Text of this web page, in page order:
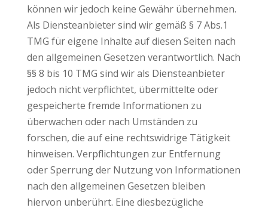
können wir jedoch keine Gewähr übernehmen.
Als Diensteanbieter sind wir gemäß § 7 Abs.1
TMG für eigene Inhalte auf diesen Seiten nach
den allgemeinen Gesetzen verantwortlich. Nach
§§ 8 bis 10 TMG sind wir als Diensteanbieter
jedoch nicht verpflichtet, übermittelte oder
gespeicherte fremde Informationen zu
überwachen oder nach Umständen zu
forschen, die auf eine rechtswidrige Tätigkeit
hinweisen. Verpflichtungen zur Entfernung
oder Sperrung der Nutzung von Informationen
nach den allgemeinen Gesetzen bleiben
hiervon unberührt. Eine diesbezügliche